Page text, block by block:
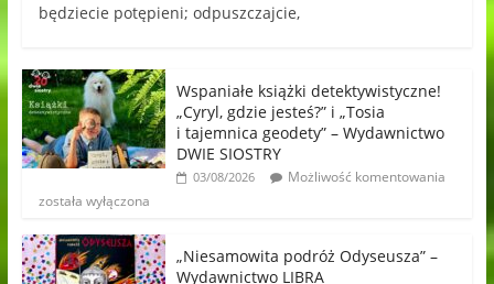
będziecie potępieni; odpuszczajcie,
Wspaniałe książki detektywistyczne!
„Cyryl, gdzie jesteś?” i „Tosia
i tajemnica geodety” – Wydawnictwo
DWIE SIOSTRY
03/08/2026
Możliwość komentowania
została wyłączona
„Niesamowita podróż Odyseusza” –
Wydawnictwo LIBRA